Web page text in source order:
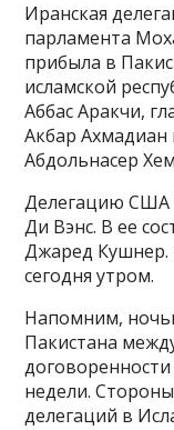
Иранская
парламента
прибыла в
исламской
Аббас Аракчи,
Акбар Ахмадиан
Абдольнасер
Делегацию США
Ди Вэнс. В ее
Джаред Кушнер.
сегодня утром.
Напомним,
Пакистана
недели.
делегаций в